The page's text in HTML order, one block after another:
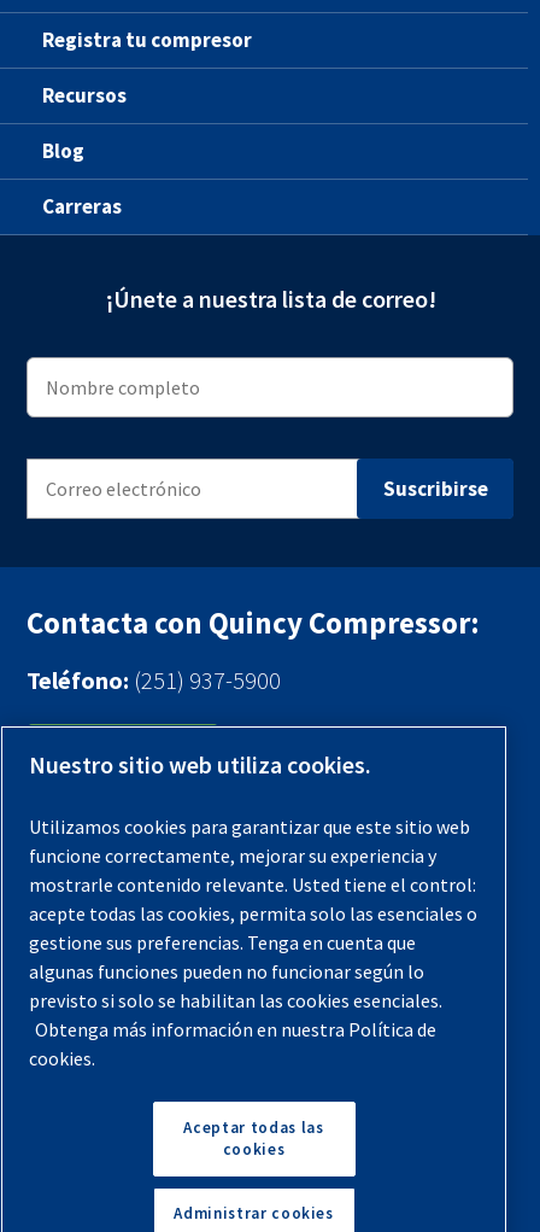
Registra tu compresor
Recursos
Blog
Carreras
¡Únete a nuestra lista de correo!
Contacta con Quincy Compressor:
Teléfono: (251) 937-5900
Contáctenos
Registra tu compresor
Aviso legal
Garantías
Política de privacidad
Términos y Condiciones
Mapa del sitio
© 2026 Quincy Compressor. Todos los derechos
Volver arriba
Nuestro sitio web utiliza cookies.
Utilizamos cookies para garantizar que este sitio web
funcione correctamente, mejorar su experiencia y
mostrarle contenido relevante. Usted tiene el control:
acepte todas las cookies, permita solo las esenciales o
gestione sus preferencias. Tenga en cuenta que
algunas funciones pueden no funcionar según lo
previsto si solo se habilitan las cookies esenciales.
Obtenga más información en nuestra Política de
cookies.
Aceptar todas las
cookies
Administrar cookies